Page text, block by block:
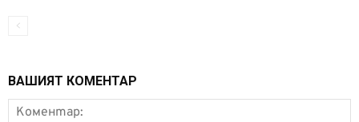
ВАШИЯТ КОМЕНТАР